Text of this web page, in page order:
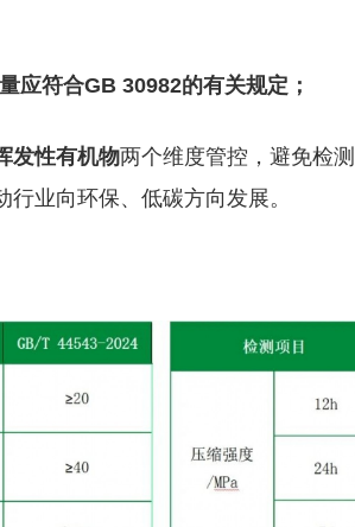
应符合GB 30982的有关规定；
发性有机物两个维度管控，避免检
业向环保、低碳方向发展。